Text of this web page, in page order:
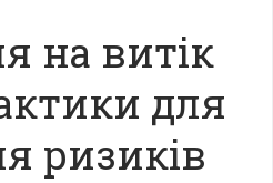
на витік
для
ризиків